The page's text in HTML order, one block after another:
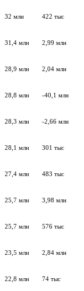
32 млн 422 тыс
31,4 млн 2,99 млн
28,9 млн 2,04 млн
28,8 млн -40,1 млн
28,3 млн -2,66 млн
28,1 млн 301 тыс
27,4 млн 483 тыс
25,7 млн 3,98 млн
25,7 млн 576 тыс
23,5 млн 2,84 млн
22,8 млн 74 тыс